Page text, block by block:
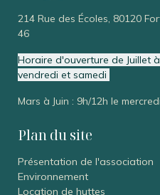
214 Rue des Écoles, 80120
46
Horaire d'ouverture de Juillet
vendredi et samedi
Mars à Juin : 9h/12h le
Plan du site
Présentation de l'association
Environnement
Location de huttes